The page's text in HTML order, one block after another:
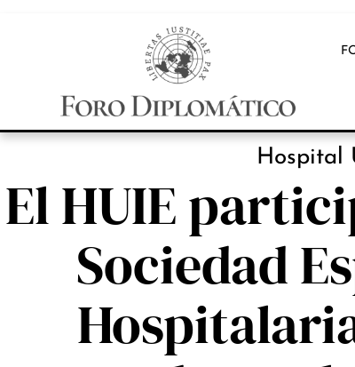
Hospital
El HUIE
Sociedad